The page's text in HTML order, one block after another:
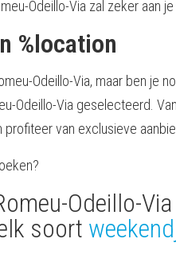
Odeillo-Via zal zeker aan
%location
Odeillo-Via, maar ben je
Odeillo-Via geselecteerd. Van
profiteer van exclusieve
Odeillo-
soort